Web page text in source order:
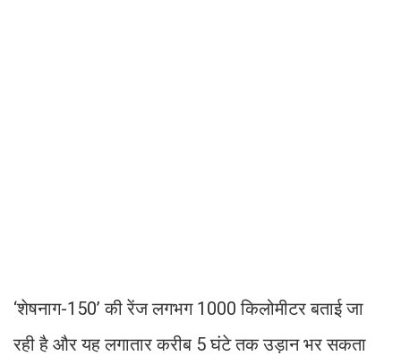
‘शेषनाग-150’ की रेंज लगभग 1000 किलोमीटर बताई जा
रही है और यह लगातार करीब 5 घंटे तक उड़ान भर सकता